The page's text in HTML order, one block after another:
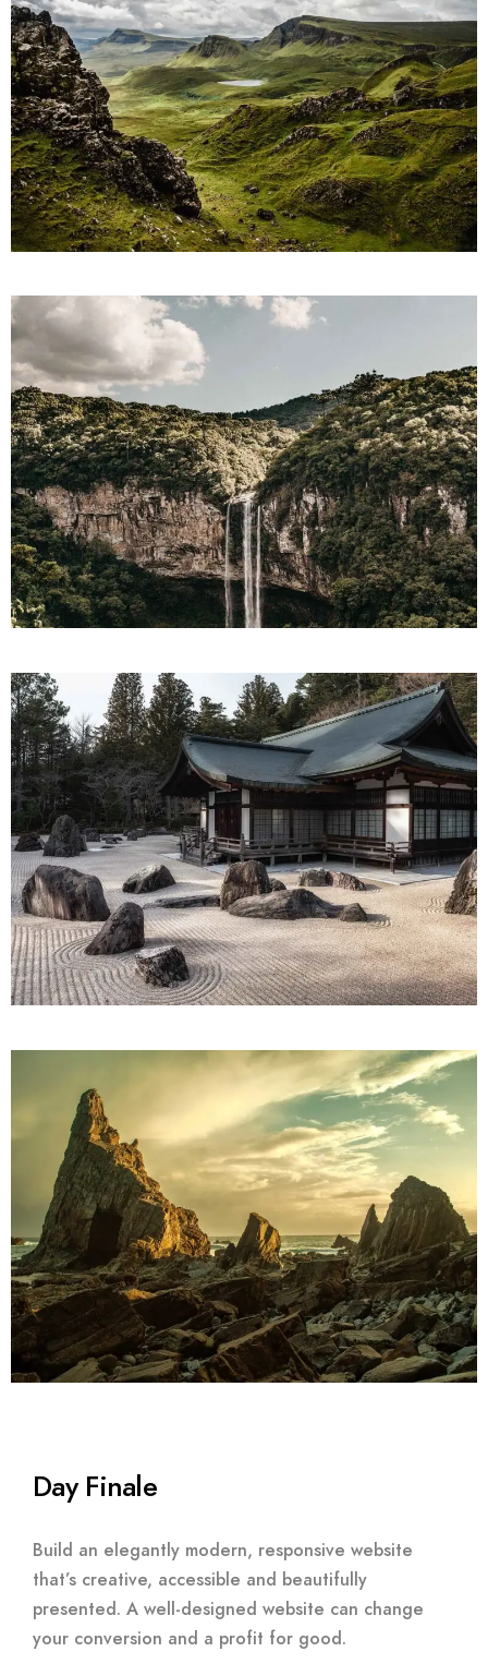
Day Finale
Build an elegantly modern, responsive website
that’s creative, accessible and beautifully
presented. A well-designed website can change
your conversion and a profit for good.